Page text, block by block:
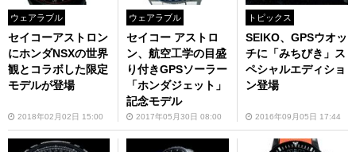
ウェアラブル
セイコーアストロン
にホンダNSXの世界
観とコラボした限定
モデルが登場
2018年02月02日 15:00
ウェアラブル
セイコー アストロ
ン、航空工学の目盛
り付きGPSソーラー
「ホンダジェット」
記念モデル
2017年05月30日 08:00
トピックス
SEIKO、GPSウオッ
チに「みちびき」ス
ペシャルエディショ
ン登場
2016年09月05日 17:44